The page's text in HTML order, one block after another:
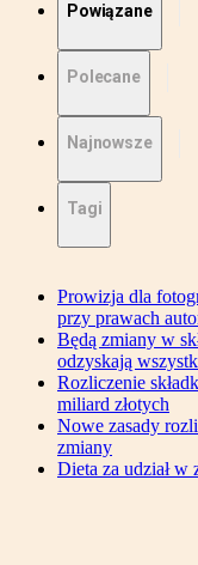
Powiązane
Polecane
Najnowsze
Tagi
Prowizja dla
przy prawach
Będą zmiany w
odzyskają
Rozliczenie
miliard złotych
Nowe zasady
zmiany
Dieta za udział w